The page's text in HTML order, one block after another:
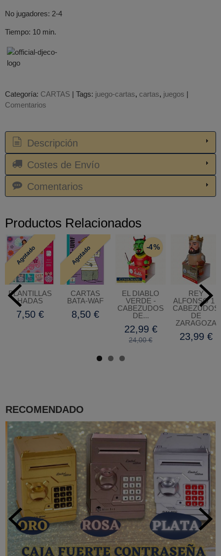
RECOMENDADO
No jugadores: 2-4
Tiempo: 10 min.
Categoría: CARTAS | Tags: juego-cartas cartas juegos |
Comentarios
Descripción
Costes de Envío
Comentarios
Productos Relacionados
Agotado
PLANTILLAS
HADAS
7,50 €
Agotado
CARTAS
BATA-WAF
8,50 €
-4 %
EL DIABLO
VERDE -
CABEZUDOS
DE...
22,99 €
24,00 €
REY
ALFONSO 1 -
CABEZUDOS
DE
ZARAGOZA
23,99 €